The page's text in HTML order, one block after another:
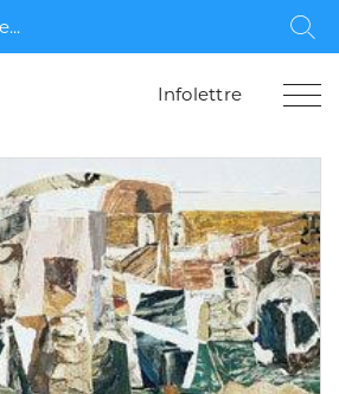
Infolettre